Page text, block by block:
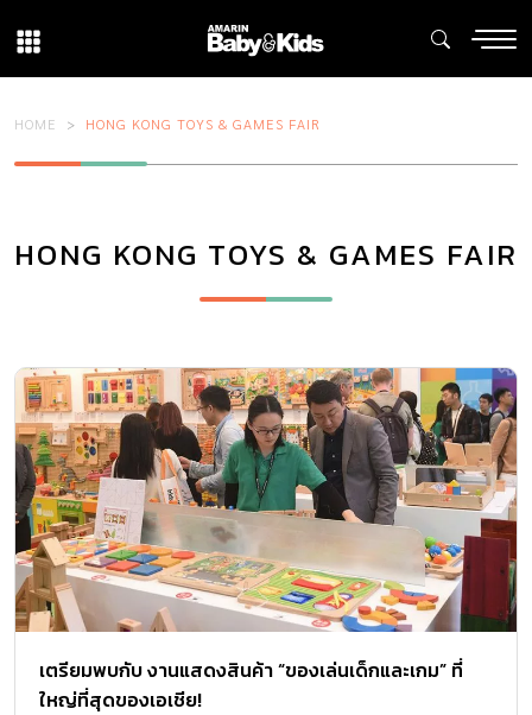
HOME HONG KONG TOYS & GAMES FAIR
HONG KONG TOYS & GAMES FAIR
เตรียมพบกับ งานแสดงสินค้า “ของเล่นเด็กและเกม” ที่
ใหญ่ที่สุดของเอเชีย!